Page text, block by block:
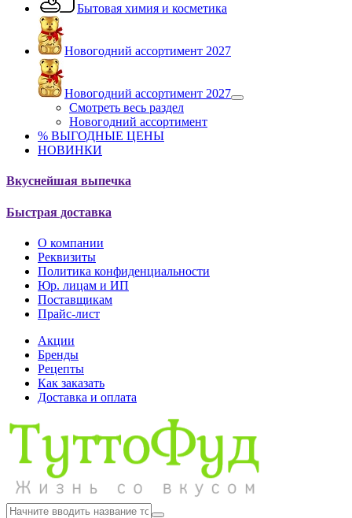
Бытовая химия и косметика
Новогодний ассортимент 2027
Новогодний ассортимент 2027
Смотреть весь раздел
Новогодний ассортимент
% ВЫГОДНЫЕ ЦЕНЫ
НОВИНКИ
Вкуснейшая выпечка
Быстрая доставка
О компании
Реквизиты
Политика конфиденциальности
Юр. лицам и ИП
Поставщикам
Прайс-лист
Акции
Бренды
Рецепты
Как заказать
Доставка и оплата